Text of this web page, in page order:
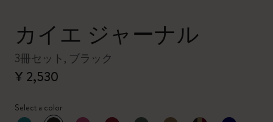
カイエ ジャーナル
3冊セット, ブラック
¥ 2,530
Select a color